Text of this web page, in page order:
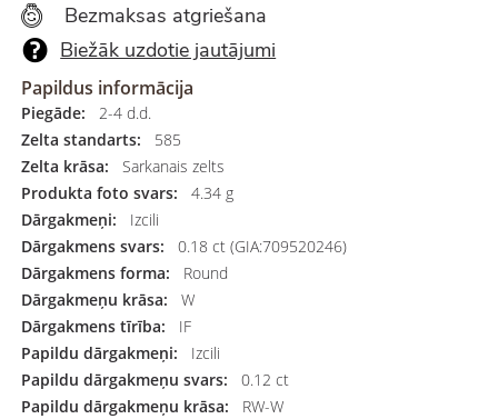
Bezmaksas atgriešana
Biežāk uzdotie jautājumi
Papildus informācija
Piegāde:
2-4 d.d.
Zelta standarts:
585
Zelta krāsa:
Sarkanais zelts
Produkta foto svars:
4.34 g
Dārgakmeņi:
Izcili
Dārgakmens svars:
0.18 ct (GIA:709520246)
Dārgakmens forma:
Round
Dārgakmeņu krāsa:
W
Dārgakmens tīrība:
IF
Papildu dārgakmeņi:
Izcili
Papildu dārgakmeņu svars:
0.12 ct
Papildu dārgakmeņu krāsa:
RW-W